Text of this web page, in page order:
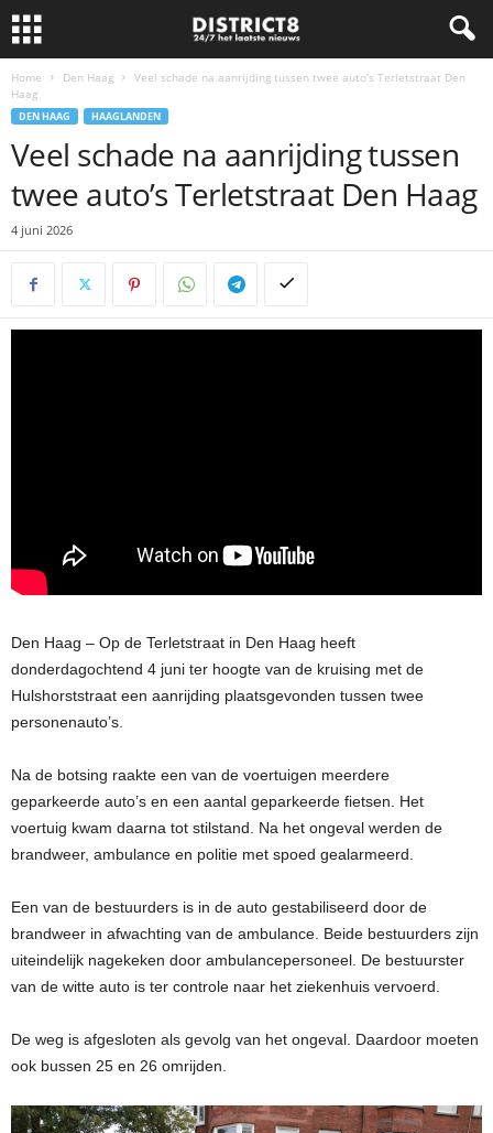
Home Den Haag
Veel schade na aanrijding tussen twee auto’s Terletstraat Den
Haag
DEN HAAG HAAGLANDEN
Veel schade na aanrijding tussen
twee auto’s Terletstraat Den Haag
4 juni 2026
Den Haag – Op de Terletstraat in Den Haag heeft
donderdagochtend 4 juni ter hoogte van de kruising met de
Hulshorststraat een aanrijding plaatsgevonden tussen twee
personenauto’s.
Na de botsing raakte een van de voertuigen meerdere
geparkeerde auto’s en een aantal geparkeerde fietsen. Het
voertuig kwam daarna tot stilstand. Na het ongeval werden de
brandweer, ambulance en politie met spoed gealarmeerd.
Een van de bestuurders is in de auto gestabiliseerd door de
brandweer in afwachting van de ambulance. Beide bestuurders zijn
uiteindelijk nagekeken door ambulancepersoneel. De bestuurster
van de witte auto is ter controle naar het ziekenhuis vervoerd.
De weg is afgesloten als gevolg van het ongeval. Daardoor moeten
ook bussen 25 en 26 omrijden.